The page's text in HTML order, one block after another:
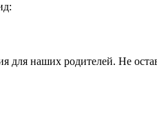
для наших родителей. Не